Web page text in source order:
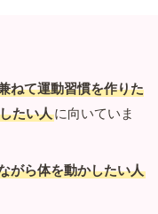
ねて運動習慣を作りた
たい人に向いていま
がら体を動かしたい人